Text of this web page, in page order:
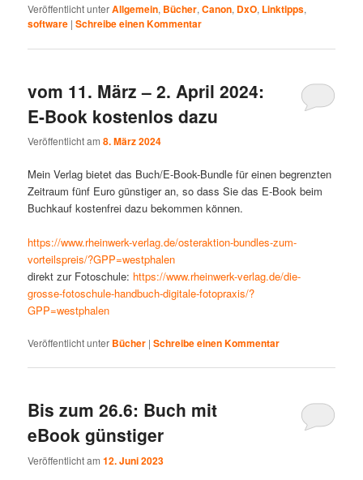
Veröffentlicht unterAllgemein, Bücher,Canon, DxO, Linktipps,
software |Schreibe einen Kommentar
vom 11. März – 2. April 2024:
E-Book kostenlos dazu
Veröffentlicht am8. März 2024
Mein Verlag bietet das Buch/E-Book-Bundle für einen begrenzten
Zeitraum fünf Euro günstiger an, so dass Sie das E-Book beim
Buchkauf kostenfrei dazu bekommen können.
https://www.rheinwerk-verlag.de/osteraktion-bundles-zum-
vorteilspreis/?GPP=westphalen
direkt zur Fotoschule: https://www.rheinwerk-verlag.de/die-
grosse-fotoschule-handbuch-digitale-fotopraxis/?
GPP=westphalen
Veröffentlicht unter Bücher |Schreibe einen Kommentar
Bis zum 26.6: Buch mit
eBook günstiger
Veröffentlicht am12. Juni 2023